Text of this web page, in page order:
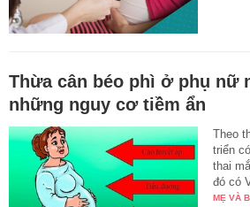
Thừa cân béo phì ở phụ nữ
những nguy cơ tiềm ẩn
Theo
triển
thai
đó có
MẸ VÀ